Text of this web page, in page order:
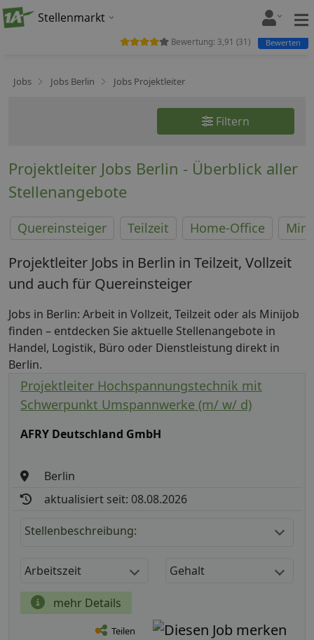
Stellenmarkt
Jobs Jobs Berlin Jobs Projektleiter
Filtern
Projektleiter Jobs Berlin - Überblick aller
Stellenangebote
Quereinsteiger Teilzeit Home-Office
Bewertung: 3,91 (31 ) Bewerten
Projektleiter Jobs in Berlin in Teilzeit, Vollzeit
und auch für Quereinsteiger
Jobs in Berlin: Arbeit in Vollzeit, Teilzeit oder als Minijob
finden – entdecken Sie aktuelle Stellenangebote in
Handel, Logistik, Büro oder Dienstleistung direkt in
Berlin.
Projektleiter Hochspannungstechnik mit
Schwerpunkt Umspannwerke (m/ w/ d)
AFRY Deutschland GmbH
Berlin
aktualisiert seit: 08.08.2026
Stellenbeschreibung:
Arbeitszeit Gehalt
mehr Details
Teilen